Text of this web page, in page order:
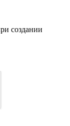
создании